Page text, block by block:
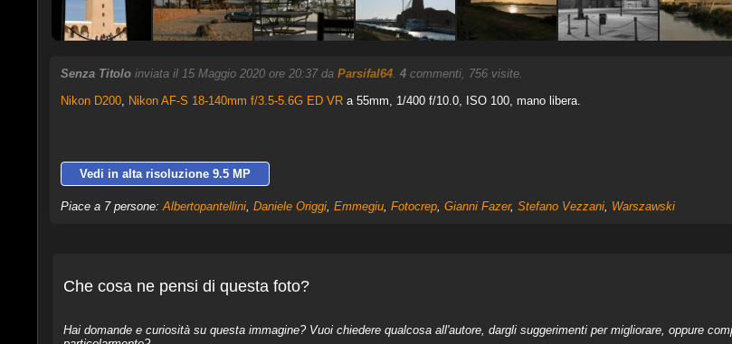
Senza Titolo inviata il 15 Maggio 2020 ore 20:37 da Parsifal64. 4commenti, 756 visite.
Nikon D200, Nikon AF-S 18-140mm f/3.5-5.6G ED VRa 55mm, 1/400 f/10.0, ISO 100, mano libera.
Vedi in alta risoluzione 9.5 MP
Piace a 7 persone: Albertopantellini, Daniele Origgi, Emmegiu, Fotocrep, Gianni Fazer, Stefano Vezzani, Warszawski
Che cosa ne pensi di questa foto?
Hai domande e curiosità su questa immagine? Vuoi chiedere qualcosa all'autore, dargli suggerimenti per migliorare, oppure